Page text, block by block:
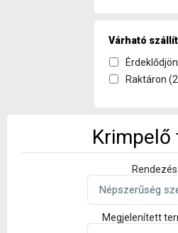
NINCS MÉG
Várható
Raktáron
Krimpelő
Rendezés:
Megjelenített